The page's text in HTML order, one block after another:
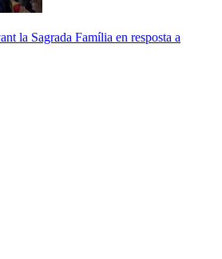
la Sagrada Família en resposta a